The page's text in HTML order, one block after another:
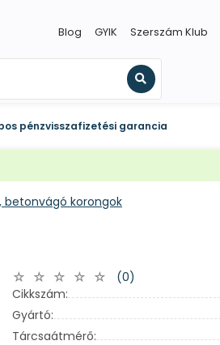
Blog GYIK Szerszám Klub
Keresés
pénzvisszafizetési garancia
betonvágó korongok
(0)
Cikkszám:
Gyártó:
Tárcsaátmérő: